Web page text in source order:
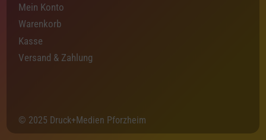
Mein Konto
Warenkorb
Kasse
Versand & Zahlung
© 2025 Druck+Medien Pforzheim